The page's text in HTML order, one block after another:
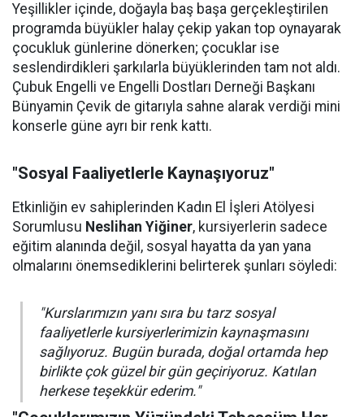
Yeşillikler içinde, doğayla baş başa gerçekleştirilen
programda büyükler halay çekip yakan top oynayarak
çocukluk günlerine dönerken; çocuklar ise
seslendirdikleri şarkılarla büyüklerinden tam not aldı.
Çubuk Engelli ve Engelli Dostları Derneği Başkanı
Bünyamin Çevik de gitarıyla sahne alarak verdiği mini
konserle güne ayrı bir renk kattı.
"Sosyal Faaliyetlerle Kaynaşıyoruz"
Etkinliğin ev sahiplerinden Kadın El İşleri Atölyesi
Sorumlusu Neslihan Yiğiner, kursiyerlerin sadece
eğitim alanında değil, sosyal hayatta da yan yana
olmalarını önemsediklerini belirterek şunları söyledi:
"Kurslarımızın yanı sıra bu tarz sosyal
faaliyetlerle kursiyerlerimizin kaynaşmasını
sağlıyoruz. Bugün burada, doğal ortamda hep
birlikte çok güzel bir gün geçiriyoruz. Katılan
herkese teşekkür ederim."